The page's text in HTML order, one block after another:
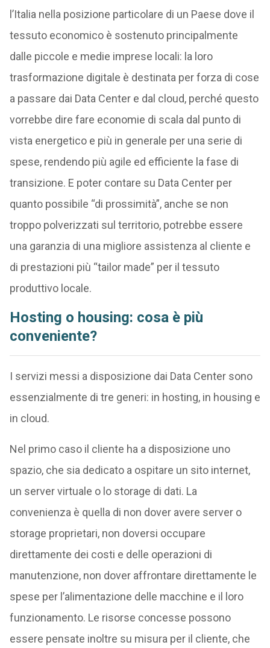
l’Italia nella posizione particolare di un Paese dove il
tessuto economico è sostenuto principalmente
dalle piccole e medie imprese locali: la loro
trasformazione digitale è destinata per forza di cose
a passare dai Data Center e dal cloud, perché questo
vorrebbe dire fare economie di scala dal punto di
vista energetico e più in generale per una serie di
spese, rendendo più agile ed efficiente la fase di
transizione. E poter contare su Data Center per
quanto possibile “di prossimità”, anche se non
troppo polverizzati sul territorio, potrebbe essere
una garanzia di una migliore assistenza al cliente e
di prestazioni più “tailor made” per il tessuto
produttivo locale.
Hosting o housing: cosa è più
conveniente?
I servizi messi a disposizione dai Data Center sono
essenzialmente di tre generi: in hosting, in housing e
in cloud.
Nel primo caso il cliente ha a disposizione uno
spazio, che sia dedicato a ospitare un sito internet,
un server virtuale o lo storage di dati. La
convenienza è quella di non dover avere server o
storage proprietari, non doversi occupare
direttamente dei costi e delle operazioni di
manutenzione, non dover affrontare direttamente le
spese per l’alimentazione delle macchine e il loro
funzionamento. Le risorse concesse possono
essere pensate inoltre su misura per il cliente, che